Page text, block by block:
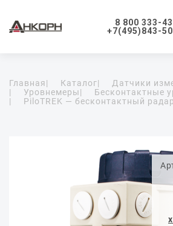
8 800 333-
+7(495)843-
Главная| Каталог|
Датчики
|
Уровнемеры|
Бесконтактные
|
PiloTREK — бесконтактный